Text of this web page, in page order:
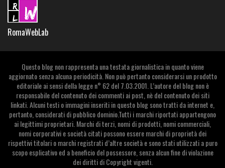
RomaWebLab
Questo blog non rappresenta una testata giornalistica in quanto viene
aggiornato senza alcuna periodicità. Non può pertanto considerarsi un prodotto
editoriale ai sensi della legge n° 62 del 7.03.2001. L’autore del blog non è
responsabile del contenuto dei commenti ai post, nè del contenuto dei siti
linkati. Alcuni testi o immagini inseriti in questo blog sono tratti da internet e,
pertanto, considerati di pubblico dominio.Tutti i marchi riportati appartengono
ai legittimi proprietari. Marchi di terzi, nomi di prodotti, nomi commerciali,
nomi corporativi e società citati possono essere marchi di proprietà dei
rispettivi titolari o marchi registrati d’altre società e sono stati utilizzati a puro
scopo esplicativo ed a beneficio del possessore, senza alcun fine di violazione
dei diritti di Copyright vigenti.